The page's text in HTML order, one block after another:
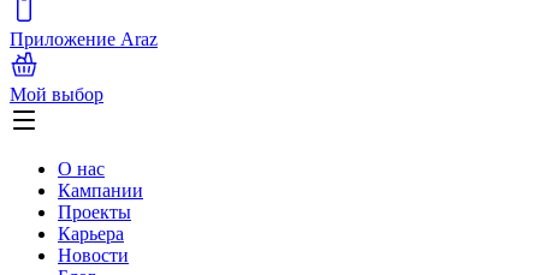
Приложение Araz
Мой выбор
О нас
Кампании
Проекты
Карьера
Новости